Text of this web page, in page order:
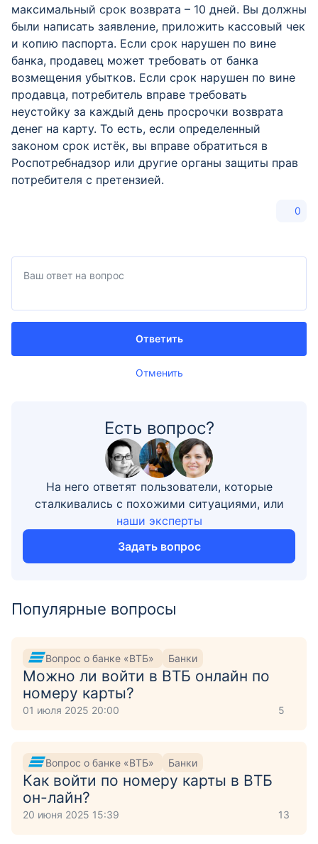
максимальный срок возврата – 10 дней. Вы должны
были написать заявление, приложить кассовый чек
и копию паспорта. Если срок нарушен по вине
банка, продавец может требовать от банка
возмещения убытков. Если срок нарушен по вине
продавца, потребитель вправе требовать
неустойку за каждый день просрочки возврата
денег на карту. То есть, если определенный
законом срок истёк, вы вправе обратиться в
Роспотребнадзор или другие органы защиты прав
потребителя с претензией.
0
Отменить
Ответить
Есть вопрос?
На него ответят пользователи, которые
сталкивались с похожими ситуациями, или
наши эксперты
Задать вопрос
Популярные вопросы
Вопрос о банке «ВТБ» Банки
Можно ли войти в ВТБ онлайн по
номеру карты?
01 июля 2025 20:00 5
Вопрос о банке «ВТБ» Банки
Как войти по номеру карты в ВТБ
он-лайн?
20 июня 2025 15:39 13